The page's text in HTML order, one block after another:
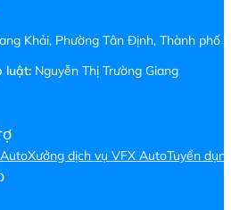
Khải, Phường Tân Định, Thành phố
luật: Nguyễn Thị Trường Giang
Xưởng dịch vụ VFX AutoTuyển